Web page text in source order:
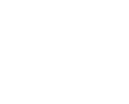
- Với